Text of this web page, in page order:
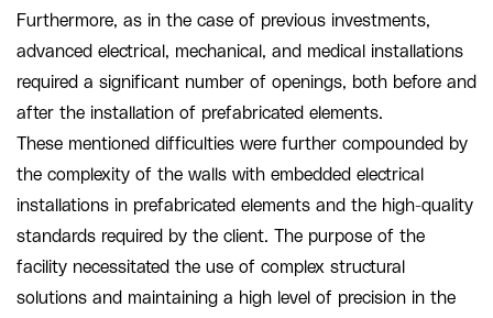
Furthermore, as in the case of previous investments,
advanced electrical, mechanical, and medical installations
required a significant number of openings, both before and
after the installation of prefabricated elements.
These mentioned difficulties were further compounded by
the complexity of the walls with embedded electrical
installations in prefabricated elements and the high-quality
standards required by the client. The purpose of the
facility necessitated the use of complex structural
solutions and maintaining a high level of precision in the